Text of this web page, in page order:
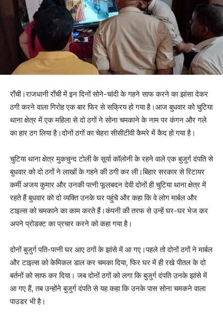
राँची।राजधानी राँची में इन दिनों सोने-चांदी के गहने साफ करने का झांसा देकर
ठगी करने वाला गिरोह एक बार फिर से सक्रिय हो गया है।आज बुधवार को चुटिया
थाना क्षेत्र में एक महिला से दो ठगों ने सोना चमकाने के नाम पर कंगन और गले
का हार ठग लिया है।दोनों ठगों का चेहरा सीसीटीवी कैमरे में कैद हो गया है।
चुटिया थाना क्षेत्र मुकचुन्द टोली के सूर्या कॉलोनी के रहने वाले एक बुजुर्ग दंपति से
बुधवार को दो ठगों ने लाखों के गहने की ठगी कर ली।बिहार सरकार से रिटायर
कर्मी अजय कुमार और उनकी पत्नी फूलबदन देवी दोनों ही चुटिया थाना क्षेत्र में
रहते हैं बुधवार को दो व्यक्ति उनके घर पहुंचे और कहा कि वे लोग मार्बल और
टाइल्स को चमकाने का काम करते हैं।कंपनी की तरफ से उन्हें घर-घर भेज कर
अपने प्रोडक्ट का प्रचार करने को कहा गया है।
दोनों बुजुर्ग पति-पत्नी घर आए ठगों के झांसे में आ गए।पहले तो दोनों ठगों ने मार्बल
और टाइल्स को केमिकल डाल कर चमका दिया, फिर घर में ही रखे पीतल के दो
बर्तनों को साफ कर दिया। जब दोनों ठगों को लगा कि बुजुर्ग दंपति उनके झांसे में
आ गए हैं, तब उन्होंने बुजुर्ग दंपति से यह कहा कि उनके पास सोना चमकने वाला
पाउडर भी है।